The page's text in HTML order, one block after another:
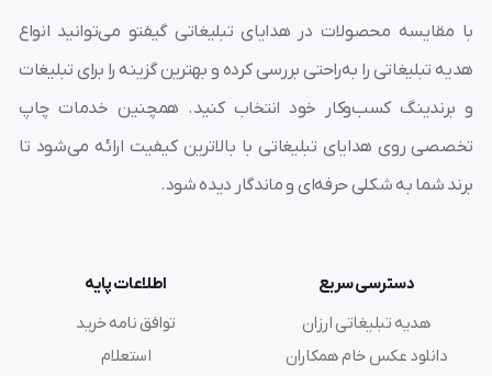
با مقایسه محصولات در هدایای تبلیغاتی گیفتو می‌توانید انواع
هدیه تبلیغاتی را به‌راحتی بررسی کرده و بهترین گزینه را برای تبلیغات
و برندینگ کسب‌وکار خود انتخاب کنید. همچنین خدمات چاپ
تخصصی روی هدایای تبلیغاتی با بالاترین کیفیت ارائه می‌شود تا
برند شما به شکلی حرفه‌ای و ماندگار دیده شود.
دسترسی سریع
هدیه تبلیغاتی ارزان
دانلود عکس خام همکاران
اطلاعات پایه
توافق نامه خرید
استعلام